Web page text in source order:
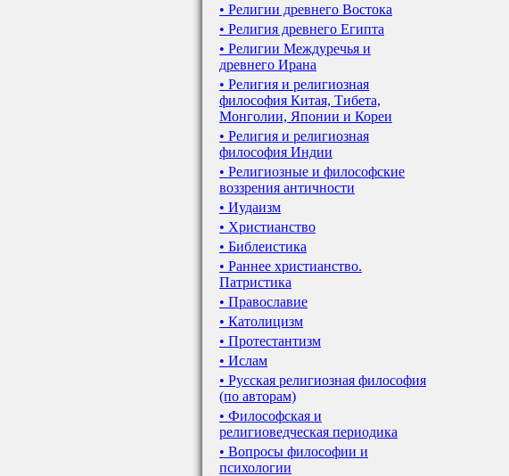
• Религии древнего Востока
• Религия древнего Египта
• Религии Междуречья и
древнего Ирана
• Религия и религиозная
философия Китая, Тибета,
Монголии, Японии и Кореи
• Религия и религиозная
философия Индии
• Религиозные и философские
воззрения античности
• Иудаизм
• Христианство
• Библеистика
• Раннее христианство.
Патристика
• Православие
• Католицизм
• Протестантизм
• Ислам
• Русская религиозная философия
(по авторам)
• Философская и
религиоведческая периодика
• Вопросы философии и
психологии